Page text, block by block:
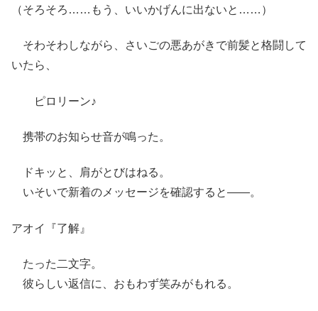
（そろそろ……もう、いいかげんに出ないと……）
そわそわしながら、さいごの悪あがきで前髪と格闘して
いたら、
ピロリーン♪
携帯のお知らせ音が鳴った。
ドキッと、肩がとびはねる。
いそいで新着のメッセージを確認すると――。
アオイ『了解』
たった二文字。
彼らしい返信に、おもわず笑みがもれる。